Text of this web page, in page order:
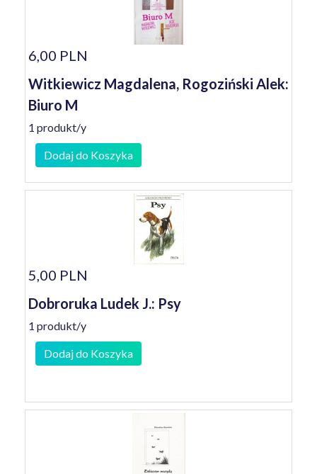
6,00 PLN
Witkiewicz Magdalena, Rogoziński Alek:
Biuro M
1 produkt/y
Dodaj do Koszyka
5,00 PLN
Dobroruka Ludek J.: Psy
1 produkt/y
Dodaj do Koszyka